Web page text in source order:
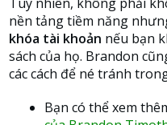
nền tảng tiềm năng
khóa tài khoản nếu bạn
sách của họ. Brandon
các cách để né tránh
Bạn có thể xem